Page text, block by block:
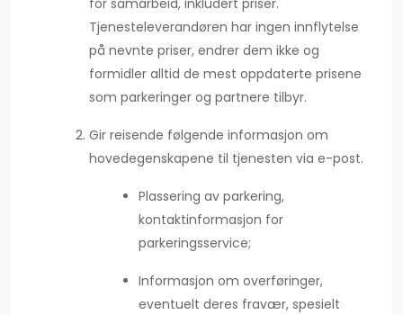
for samarbeid, inkludert priser.
Tjenesteleverandøren har ingen innflytelse
på nevnte priser, endrer dem ikke og
formidler alltid de mest oppdaterte prisene
som parkeringer og partnere tilbyr.
Gir reisende følgende informasjon om
hovedegenskapene til tjenesten via e-post.
Plassering av parkering,
kontaktinformasjon for
parkeringsservice;
Informasjon om overføringer,
eventuelt deres fravær, spesielt